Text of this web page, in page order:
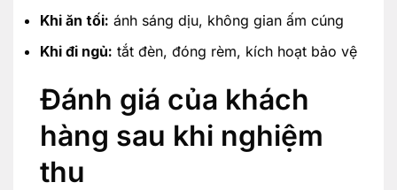
Khi ăn tối: ánh sáng dịu, không gian ấm cúng
Khi đi ngủ: tắt đèn, đóng rèm, kích hoạt bảo vệ
Đánh giá của khách
hàng sau khi nghiệm
thu